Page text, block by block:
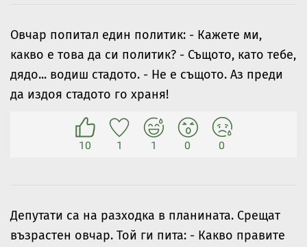
Овчар попитал един политик: - Кажете ми,
какво е това да си политик? - Същото, като тебе,
дядо... водиш стадото. - Не е същото. Аз преди
да издоя стадото го храня!
10 1 1 0 0
Депутати са на разходка в планината. Срещат
възрастен овчар. Той ги пита: - Какво правите